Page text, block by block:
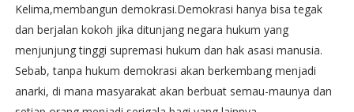
Kelima,membangun demokrasi.Demokrasi hanya bisa tegak
dan berjalan kokoh jika ditunjang negara hukum yang
menjunjung tinggi supremasi hukum dan hak asasi manusia.
Sebab, tanpa hukum demokrasi akan berkembang menjadi
anarki, di mana masyarakat akan berbuat semau-maunya dan